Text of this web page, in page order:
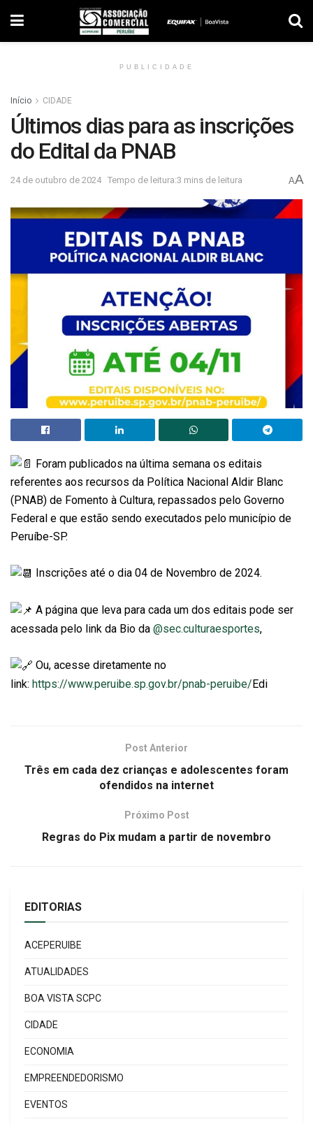
PUBLICIDADE
Início CIDADE
Últimos dias para as inscrições
do Edital da PNAB
24 de outubro de 2024 Tempo de leitura:3 mins de leitura AA
Foram publicados na última semana os editais
referentes aos recursos da Política Nacional Aldir Blanc
(PNAB) de Fomento à Cultura, repassados pelo Governo
Federal e que estão sendo executados pelo município de
Peruíbe-SP.
Inscrições até o dia 04 de Novembro de 2024.
A página que leva para cada um dos editais pode ser
acessada pelo link da Bio da @sec.culturaesportes,
Ou, acesse diretamente no
link: https://www.peruibe.sp.gov.br/pnab-peruibe/Edi
Post Anterior
Três em cada dez crianças e adolescentes foram
ofendidos na internet
Próximo Post
Regras do Pix mudam a partir de novembro
EDITORIAS
ACEPERUIBE
ATUALIDADES
BOA VISTA SCPC
CIDADE
ECONOMIA
EMPREENDEDORISMO
EVENTOS